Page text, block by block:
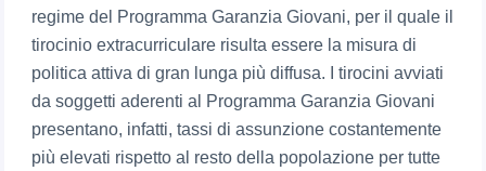
regime del Programma Garanzia Giovani, per il quale il
tirocinio extracurriculare risulta essere la misura di
politica attiva di gran lunga più diffusa. I tirocini avviati
da soggetti aderenti al Programma Garanzia Giovani
presentano, infatti, tassi di assunzione costantemente
più elevati rispetto al resto della popolazione per tutte